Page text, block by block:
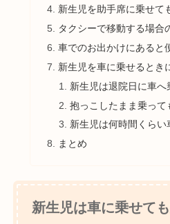
新生児を助手席に乗せて
タクシーで移動する場合
車でのお出かけにあると
新生児を車に乗せるとき
新生児は退院日に車へ
抱っこしたまま乗って
新生児は何時間くらい
まとめ
新生児は車に乗せて